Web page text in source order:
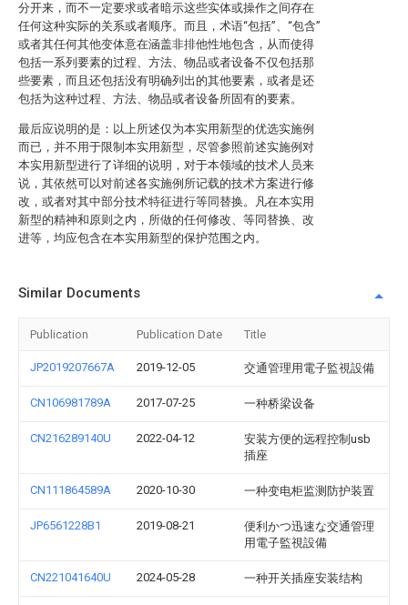
分开来，而不一定要求或者暗示这些实体或操作之间存在
任何这种实际的关系或者顺序。而且，术语“包括”、“包含”
或者其任何其他变体意在涵盖非排他性地包含，从而使得
包括一系列要素的过程、方法、物品或者设备不仅包括那
些要素，而且还包括没有明确列出的其他要素，或者是还
包括为这种过程、方法、物品或者设备所固有的要素。
最后应说明的是：以上所述仅为本实用新型的优选实施例
而已，并不用于限制本实用新型，尽管参照前述实施例对
本实用新型进行了详细的说明，对于本领域的技术人员来
说，其依然可以对前述各实施例所记载的技术方案进行修
改，或者对其中部分技术特征进行等同替换。凡在本实用
新型的精神和原则之内，所做的任何修改、等同替换、改
进等，均应包含在本实用新型的保护范围之内。
Similar Documents
Publication Publication Date Title
JP2019207667A 2019-12-05 交通管理用電子監視設備
CN106981789A 2017-07-25 一种桥梁设备
CN216289140U 2022-04-12
安装方便的远程控制usb
插座
CN111864589A 2020-10-30 一种变电柜监测防护装置
JP6561228B1 2019-08-21
便利かつ迅速な交通管理
用電子監視設備
CN221041640U 2024-05-28 一种开关插座安装结构